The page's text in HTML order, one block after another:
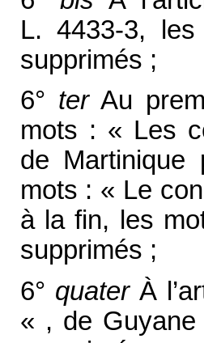
L. 4433-3,
supprimés ;
6° terAu
mots : « Les
de
mots : « Le
à la fin, les
supprimés ;
6° quater À
« , de